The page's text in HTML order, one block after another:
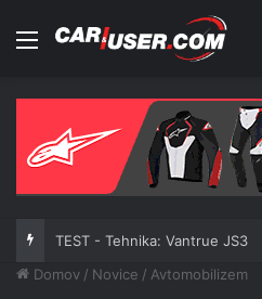
Meni
TEST - Tehnika: Vantrue JS3
Domov / Novice / Avtomobilizem